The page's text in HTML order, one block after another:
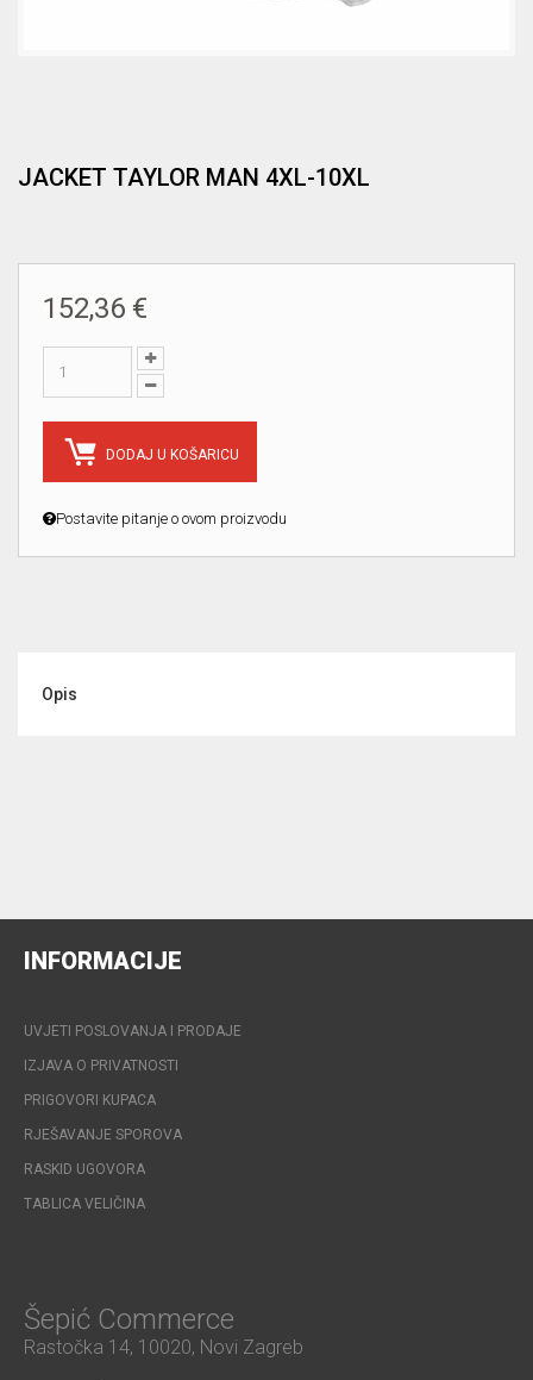
JACKET TAYLOR MAN 4XL-10XL
152,36 €
DODAJ U KOŠARICU
Postavite pitanje o ovom proizvodu
Opis
INFORMACIJE
UVJETI POSLOVANJA I PRODAJE
IZJAVA O PRIVATNOSTI
PRIGOVORI KUPACA
RJEŠAVANJE SPOROVA
RASKID UGOVORA
TABLICA VELIČINA
Šepić Commerce
Rastočka 14, 10020, Novi Zagreb